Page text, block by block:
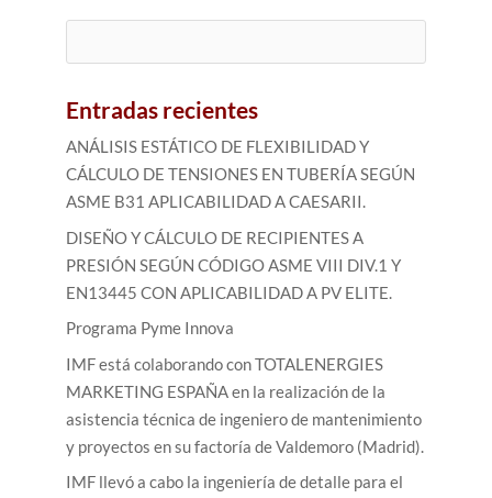
Entradas recientes
ANÁLISIS ESTÁTICO DE FLEXIBILIDAD Y
CÁLCULO DE TENSIONES EN TUBERÍA SEGÚN
ASME B31 APLICABILIDAD A CAESARII.
DISEÑO Y CÁLCULO DE RECIPIENTES A
PRESIÓN SEGÚN CÓDIGO ASME VIII DIV.1 Y
EN13445 CON APLICABILIDAD A PV ELITE.
Programa Pyme Innova
IMF está colaborando con TOTALENERGIES
MARKETING ESPAÑA en la realización de la
asistencia técnica de ingeniero de mantenimiento
y proyectos en su factoría de Valdemoro (Madrid).
IMF llevó a cabo la ingeniería de detalle para el